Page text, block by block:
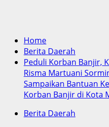
Home
Berita Daerah
Peduli Korban Banjir,
Risma Martuani
Sampaikan Bantuan
Korban Banjir di Kota
Berita Daerah